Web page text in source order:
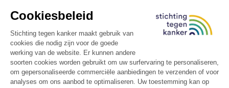
Lief voor je lijf